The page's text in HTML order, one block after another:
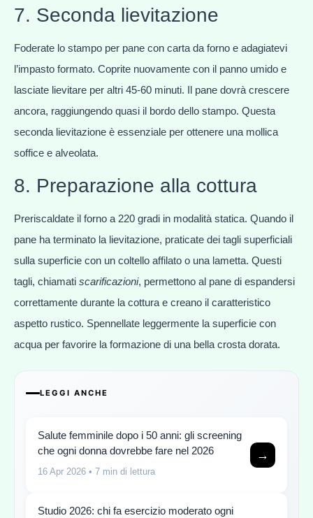
7. Seconda lievitazione
Foderate lo stampo per pane con carta da forno e adagiatevi
l’impasto formato. Coprite nuovamente con il panno umido e
lasciate lievitare per altri 45-60 minuti. Il pane dovrà crescere
ancora, raggiungendo quasi il bordo dello stampo. Questa
seconda lievitazione è essenziale per ottenere una mollica
soffice e alveolata.
8. Preparazione alla cottura
Preriscaldate il forno a 220 gradi in modalità statica. Quando il
pane ha terminato la lievitazione, praticate dei tagli superficiali
sulla superficie con un coltello affilato o una lametta. Questi
tagli, chiamati scarificazioni, permettono al pane di espandersi
correttamente durante la cottura e creano il caratteristico
aspetto rustico. Spennellate leggermente la superficie con
acqua per favorire la formazione di una bella crosta dorata.
LEGGI ANCHE
Salute femminile dopo i 50 anni: gli screening
che ogni donna dovrebbe fare nel 2026
16 Apr 2026 • 7 min di lettura
→
Studio 2026: chi fa esercizio moderato ogni